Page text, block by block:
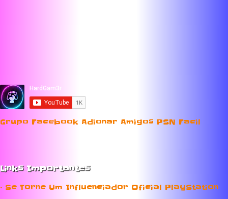
Grupo Facebook Adionar Amigos PSN Facil
Links Importantes
• Se Torne Um Influenciador Oficial PlayStation